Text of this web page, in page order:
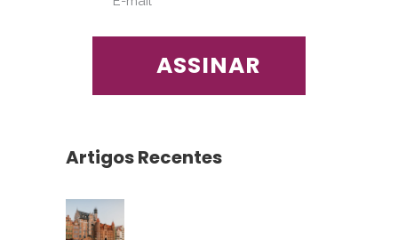
Artigos Recentes